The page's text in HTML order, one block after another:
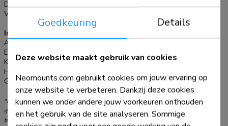
papier. Voor installatie aan de muur is optioneel de AWL75-
450BL muuradapter beschikbaar.
Diepte:
56,8 cm
Verstellingstype:
Informatie
Artikelnummer:
EAN:
8717371441654
Kleur:
Zwart
Hoofdmateriaal:
Garantie:
5 jaar
*NB. De vermelde inch-maten zijn slechts een indicatie, gecombineerd met het
gewicht en de VESA-maten. Het maximale gewicht en de VESA-maat zijn absolute
beperkingen voor de producten en dienen niet te worden overschreden.
Goedkeuring Details
Deze website maakt gebruik van cookies
Neomounts.com gebruikt cookies om jouw ervaring op
onze website te verbeteren. Dankzij deze cookies
kunnen we onder andere jouw voorkeuren onthouden
en het gebruik van de site analyseren. Sommige